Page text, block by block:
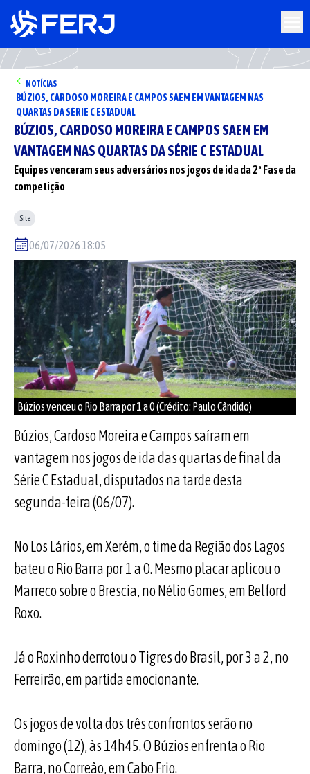
NOTÍCIAS
BÚZIOS, CARDOSO MOREIRA E CAMPOS SAEM EM VANTAGEM NAS
QUARTAS DA SÉRIE C ESTADUAL
BÚZIOS, CARDOSO MOREIRA E CAMPOS SAEM EM
VANTAGEM NAS QUARTAS DA SÉRIE C ESTADUAL
Equipes venceram seus adversários nos jogos de ida da 2ª Fase da
competição
Site
06/07/2026 18:05
Búzios venceu o Rio Barra por 1 a 0 (Crédito: Paulo Cândido)
Búzios, Cardoso Moreira e Campos saíram em
vantagem nos jogos de ida das quartas de final da
Série C Estadual, disputados na tarde desta
segunda-feira (06/07).
No Los Lários, em Xerém, o time da Região dos Lagos
bateu o Rio Barra por 1 a 0. Mesmo placar aplicou o
Marreco sobre o Brescia, no Nélio Gomes, em Belford
Roxo.
Já o Roxinho derrotou o Tigres do Brasil, por 3 a 2, no
Ferreirão, em partida emocionante.
Os jogos de volta dos três confrontos serão no
domingo (12), às 14h45. O Búzios enfrenta o Rio
Barra, no Correâo, em Cabo Frio.